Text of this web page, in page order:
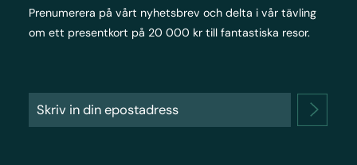
Prenumerera på vårt nyhetsbrev och delta i vår tävling
om ett presentkort på 20 000 kr till fantastiska resor.